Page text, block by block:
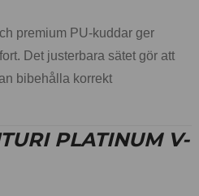
premium PU-kuddar ger
Det justerbara sätet gör att
bibehålla korrekt
PLATINUM V-